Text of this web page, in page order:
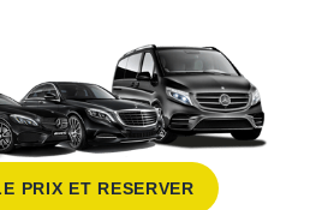
PRIX ET RESERVER